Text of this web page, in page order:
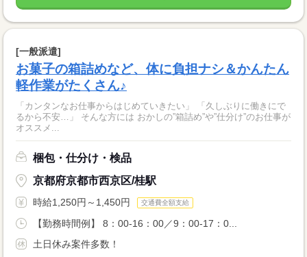
[一般派遣]
お菓子の箱詰めなど、体に負担ナシ＆かんたん
軽作業がたくさん♪
「カンタンなお仕事からはじめていきたい」 「久しぶりに働きにで
るから不安…」 そんな方には おかしの”箱詰め”や”仕分け”のお仕事が
オススメ...
梱包・仕分け・検品
京都府京都市西京区/桂駅
時給1,250円～1,450円 交通費全額支給
【勤務時間例】 8：00-16：00／9：00-17：0...
土日休み案件多数！